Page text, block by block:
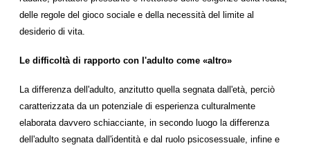
delle regole del gioco sociale e della necessità del limite al
desiderio di vita.
Le difficoltà di rapporto con l'adulto come «altro»
La differenza dell'adulto, anzitutto quella segnata dall'età, perciò
caratterizzata da un potenziale di esperienza culturalmente
elaborata davvero schiacciante, in secondo luogo la differenza
dell'adulto segnata dall'identità e dal ruolo psicosessuale, infine e